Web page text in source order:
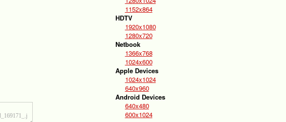
1152x864
HDTV
1920x1080
1280x720
Netbook
1366x768
1024x600
Apple Devices
1024x1024
640x960
Android Devices
640x480
600x1024